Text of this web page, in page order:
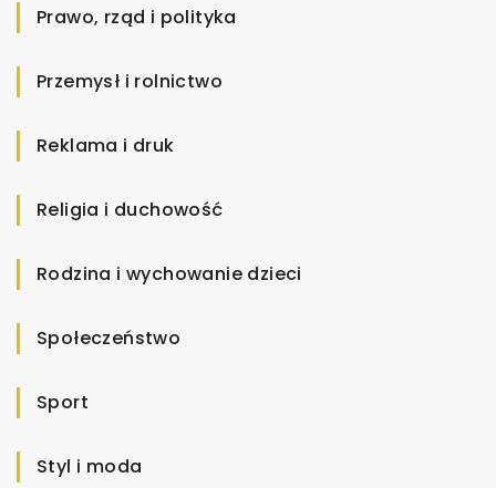
Prawo, rząd i polityka
Przemysł i rolnictwo
Reklama i druk
Religia i duchowość
Rodzina i wychowanie dzieci
Społeczeństwo
Sport
Styl i moda